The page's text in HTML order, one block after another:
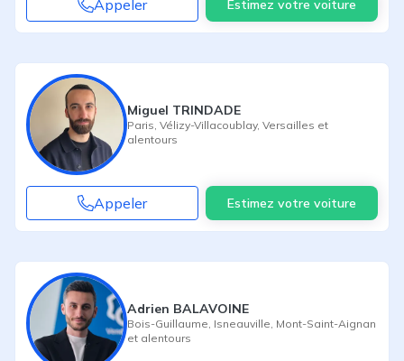
Appeler Estimez votre voiture
Miguel TRINDADE
Paris Vélizy-Villacoublay, Versailles et
alentours
Appeler Estimez votre voiture
Adrien BALAVOINE
Bois-Guillaume Isneauville Mont-Saint-Aignan
et alentours